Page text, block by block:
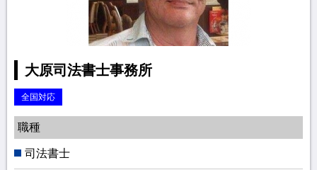
大原司法書士事務所
全国対応
職種
司法書士